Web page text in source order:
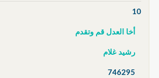
10
أخا العدل قم وتقدم
رشيد غلام
746295